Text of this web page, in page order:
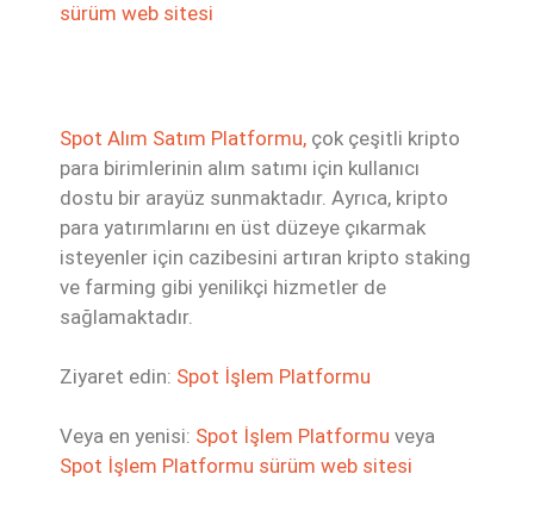
sürüm web sitesi
Spot Alım Satım Platformu, çok çeşitli kripto
para birimlerinin alım satımı için kullanıcı
dostu bir arayüz sunmaktadır. Ayrıca, kripto
para yatırımlarını en üst düzeye çıkarmak
isteyenler için cazibesini artıran kripto staking
ve farming gibi yenilikçi hizmetler de
sağlamaktadır.
Ziyaret edin: Spot İşlem Platformu
Veya en yenisi: Spot İşlem Platformu veya
Spot İşlem Platformu sürüm web sitesi